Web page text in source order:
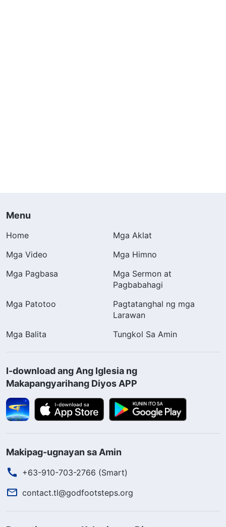
Menu
Home
Mga Aklat
Mga Video
Mga Himno
Mga Pagbasa
Mga Sermon at
Pagbabahagi
Mga Patotoo
Pagtatanghal ng mga
Larawan
Mga Balita
Tungkol Sa Amin
I-download ang Ang Iglesia ng
Makapangyarihang Diyos APP
Makipag-ugnayan sa Amin
+63-910-703-2766 (Smart)
contact.tl@godfootsteps.org